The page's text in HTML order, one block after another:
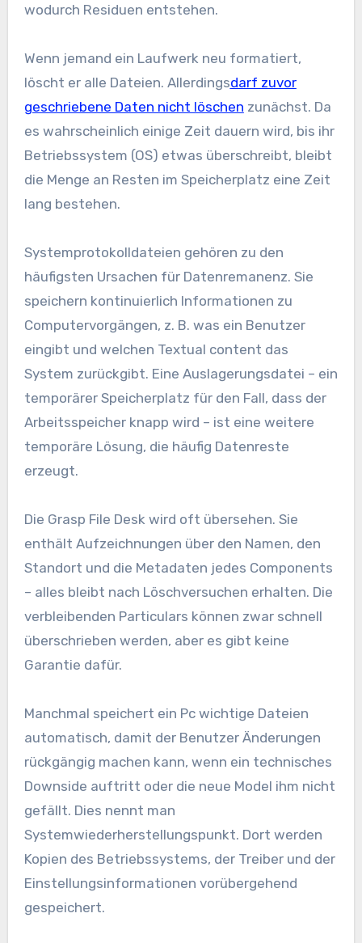
wodurch Residuen entstehen.
Wenn jemand ein Laufwerk neu formatiert,
löscht er alle Dateien. Allerdingsdarf zuvor
geschriebene Daten nicht löschen zunächst. Da
es wahrscheinlich einige Zeit dauern wird, bis ihr
Betriebssystem (OS) etwas überschreibt, bleibt
die Menge an Resten im Speicherplatz eine Zeit
lang bestehen.
Systemprotokolldateien gehören zu den
häufigsten Ursachen für Datenremanenz. Sie
speichern kontinuierlich Informationen zu
Computervorgängen, z. B. was ein Benutzer
eingibt und welchen Textual content das
System zurückgibt. Eine Auslagerungsdatei – ein
temporärer Speicherplatz für den Fall, dass der
Arbeitsspeicher knapp wird – ist eine weitere
temporäre Lösung, die häufig Datenreste
erzeugt.
Die Grasp File Desk wird oft übersehen. Sie
enthält Aufzeichnungen über den Namen, den
Standort und die Metadaten jedes Components
– alles bleibt nach Löschversuchen erhalten. Die
verbleibenden Particulars können zwar schnell
überschrieben werden, aber es gibt keine
Garantie dafür.
Manchmal speichert ein Pc wichtige Dateien
automatisch, damit der Benutzer Änderungen
rückgängig machen kann, wenn ein technisches
Downside auftritt oder die neue Model ihm nicht
gefällt. Dies nennt man
Systemwiederherstellungspunkt. Dort werden
Kopien des Betriebssystems, der Treiber und der
Einstellungsinformationen vorübergehend
gespeichert.